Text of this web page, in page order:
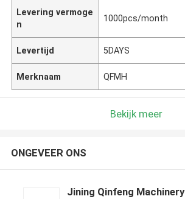
Levering vermoge
n
1000pcs/month
Levertijd 5DAYS
Merknaam QFMH
Bekijk meer
ONGEVEER ONS
Jining Qinfeng Machinery